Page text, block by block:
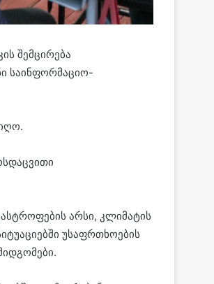
შემცირება
საინფორმაციო-
არსი, კლიმატის
უსაფრთხოების